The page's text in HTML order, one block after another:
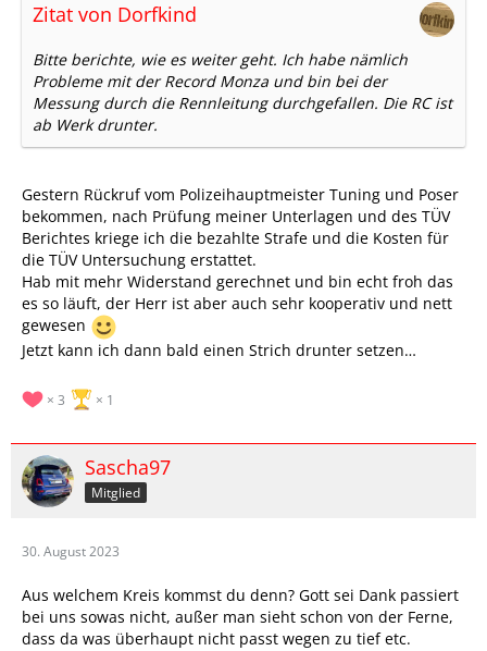
Zitat von Dorfkind
Bitte berichte, wie es weiter geht. Ich habe nämlich
Probleme mit der Record Monza und bin bei der
Messung durch die Rennleitung durchgefallen. Die RC ist
ab Werk drunter.
Gestern Rückruf vom Polizeihauptmeister Tuning und Poser
bekommen, nach Prüfung meiner Unterlagen und des TÜV
Berichtes kriege ich die bezahlte Strafe und die Kosten für
die TÜV Untersuchung erstattet.
Hab mit mehr Widerstand gerechnet und bin echt froh das
es so läuft, der Herr ist aber auch sehr kooperativ und nett
gewesen
Jetzt kann ich dann bald einen Strich drunter setzen…
3 1
Sascha97
Mitglied
30. August 2023
Aus welchem Kreis kommst du denn? Gott sei Dank passiert
bei uns sowas nicht, außer man sieht schon von der Ferne,
dass da was überhaupt nicht passt wegen zu tief etc.